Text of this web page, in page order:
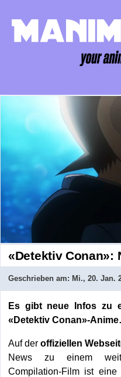
«Detektiv Conan»:
Geschrieben am: Mi., 20. Jan.
Es gibt neue Infos zu
«Detektiv Conan»-
Auf deroffiziellen
News zu einem
Compilation-Film ist eine